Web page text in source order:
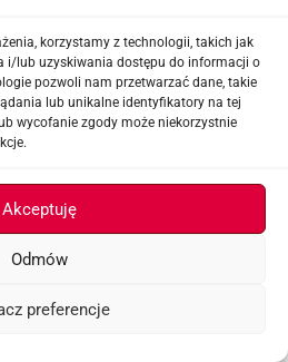
korzystamy z technologii, takich jak
i/lub uzyskiwania dostępu do informacji o
pozwoli nam przetwarzać dane, takie
lub unikalne identyfikatory na tej
wycofanie zgody może niekorzystnie
Akceptuję
Odmów
preferencje
telefoniczny
replik ASG